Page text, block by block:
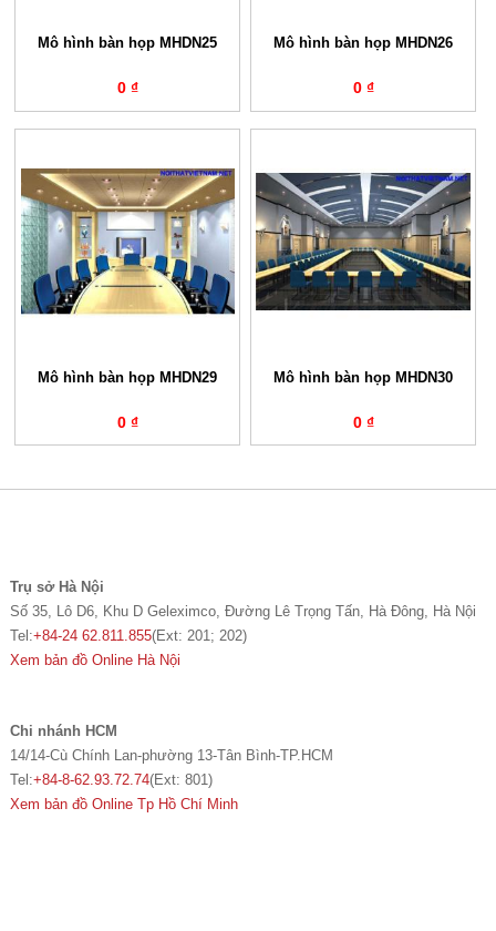
Mô hình bàn họp MHDN25
0 ₫
Mô hình bàn họp MHDN26
0 ₫
Mô hình bàn họp MHDN29
0 ₫
Mô hình bàn họp MHDN30
0 ₫
Trụ sở Hà Nội
Số 35, Lô D6, Khu D Geleximco, Đường Lê Trọng Tấn, Hà Đông, Hà Nội
Tel:+84-24 62.811.855(Ext: 201; 202)
Xem bản đồ Online Hà Nội
Chi nhánh HCM
14/14-Cù Chính Lan-phường 13-Tân Bình-TP.HCM
Tel:+84-8-62.93.72.74(Ext: 801)
Xem bản đồ Online Tp Hồ Chí Minh